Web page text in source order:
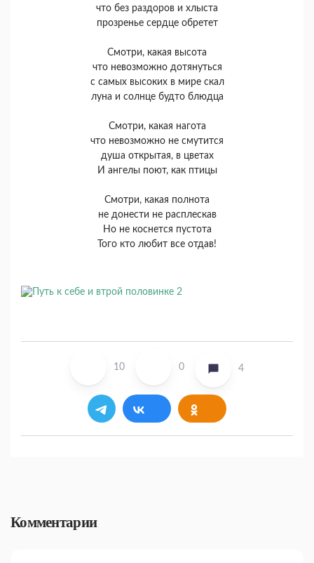
что без раздоров и хлыста
прозренье сердце обретет
Смотри, какая высота
что невозможно дотянуться
с самых высоких в мире скал
луна и солнце будто блюдца
Смотри, какая нагота
что невозможно не смутится
душа открытая, в цветах
И ангелы поют, как птицы
Смотри, какая полнота
не донести не расплескав
Но не коснется пустота
Того кто любит все отдав!
10 0 4
Комментарии